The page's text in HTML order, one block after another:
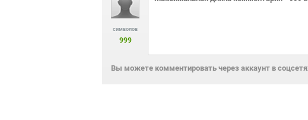
символов
999
Вы можете комментировать через аккаунт в